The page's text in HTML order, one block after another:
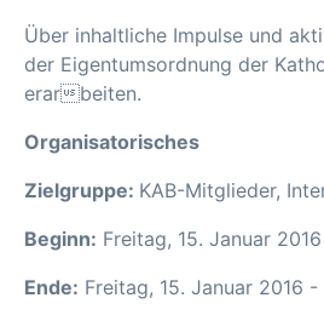
Über inhaltliche Impulse und
der Eigentumsordnung der
erarbeiten.
Organisatorisches
Zielgruppe: KAB-Mitglieder,
Beginn: Freitag, 15. Januar
Ende: Freitag, 15. Januar 2016